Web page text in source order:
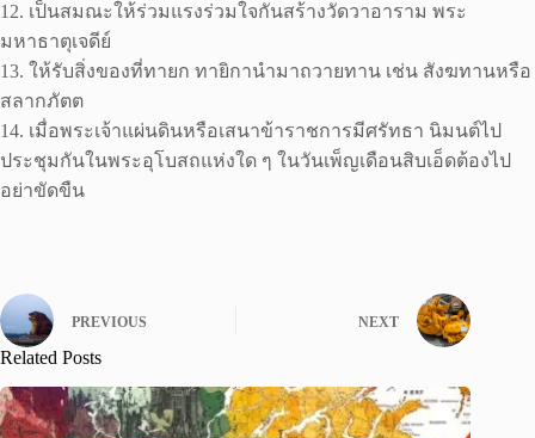
12. เป็นสมณะให้ร่วมแรงร่วมใจกันสร้างวัดวาอาราม พระ
มหาธาตุเจดีย์
13. ให้รับสิ่งของที่ทายก ทายิกานํามาถวายทาน เช่น สังฆทานหรือ
สลากภัตต
14. เมื่อพระเจ้าแผ่นดินหรือเสนาข้าราชการมีศรัทธา นิมนต์ไป
ประชุมกันในพระอุโบสถแห่งใด ๆ ในวันเพ็ญเดือนสิบเอ็ดต้องไป
อย่าขัดขืน
PREVIOUS NEXT
Related Posts